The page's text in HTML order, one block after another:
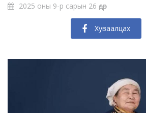
2025 оны 9-р сарын 26 өдөр
Хуваалцах